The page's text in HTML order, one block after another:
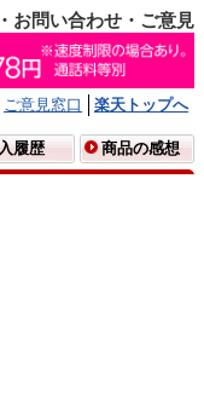
お問い合わせ・ご意見
ご意見窓口
楽天トップへ
履歴 商品の感想